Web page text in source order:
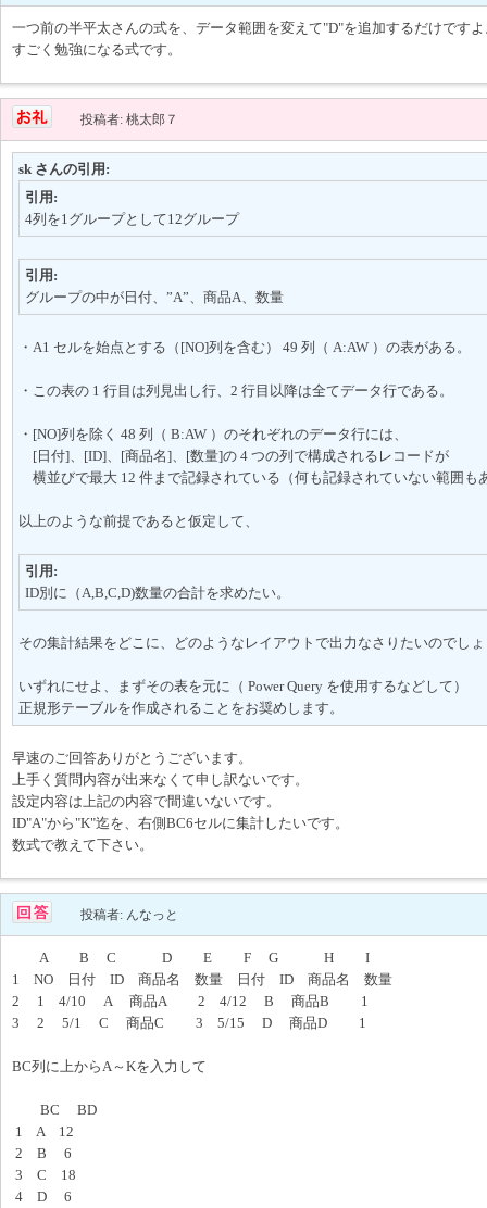
一つ前の半平太さんの式を、データ範囲を変えて"D"を追加するだけです
すごく勉強になる式です。
投稿者: 桃太郎７
sk さんの引用:
引用:
4列を1グループとして12グループ
引用:
グループの中が日付、”A”、商品A、数量
・A1 セルを始点とする（[NO]列を含む） 49 列（ A:AW ）の表がある。
・この表の 1 行目は列見出し行、2 行目以降は全てデータ行である。
・[NO]列を除く 48 列（ B:AW ）のそれぞれのデータ行には、
[日付]、[ID]、[商品名]、[数量]の 4 つの列で構成されるレコードが
横並びで最大 12 件まで記録されている（何も記録されていない範囲も
以上のような前提であると仮定して、
引用:
ID別に（A,B,C,D)数量の合計を求めたい。
その集計結果をどこに、どのようなレイアウトで出力なさりたいのでし
いずれにせよ、まずその表を元に（ Power Query を使用するなどして）
正規形テーブルを作成されることをお奨めします。
早速のご回答ありがとうございます。
上手く質問内容が出来なくて申し訳ないです。
設定内容は上記の内容で間違いないです。
ID"A"から"K"迄を、右側BC6セルに集計したいです。
数式で教えて下さい。
投稿者: んなっと
A B C D E F G H I
1 NO 日付 ID 商品名 数量 日付 ID 商品名 数量
2 1 4/10 A 商品A 2 4/12 B 商品B 1
3 2 5/1 C 商品C 3 5/15 D 商品D 1
BC列に上からA～Kを入力して
BC BD
1 A 12
2 B 6
3 C 18
4 D 6